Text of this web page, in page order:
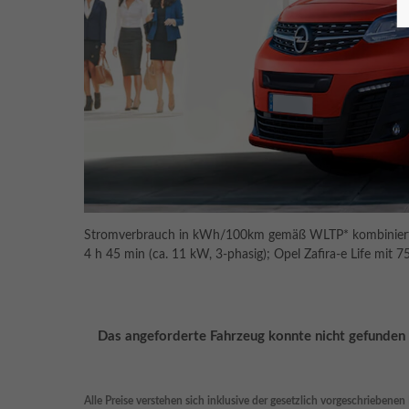
Stromverbrauch in kWh/100km gemäß WLTP*
4 h 45 min (ca. 11 kW, 3-phasig); Opel Zafira-e Life mit
Das angeforderte Fahrzeug konnte nicht
Alle Preise verstehen sich inklusive der gesetzlich